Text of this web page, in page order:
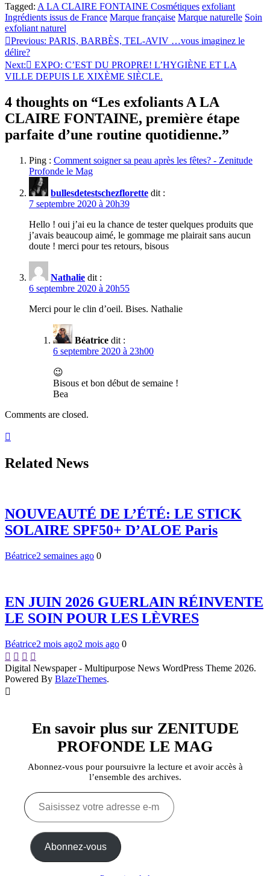
Tagged: A LA CLAIRE FONTAINE Cosmétiques exfoliant
Ingrédients issus de France Marque française Marque naturelle Soin
exfoliant naturel
Navigation
de
l’article
Previous: PARIS, BARBÈS, TEL-AVIV …vous imaginez le
délire?
Next:
EXPO: C’EST DU PROPRE! L’HYGIÈNE ET LA
VILLE DEPUIS LE XIXÈME SIÈCLE.
4 thoughts on “Les exfoliants A LA
CLAIRE FONTAINE, première étape
parfaite d’une routine quotidienne.”
Ping : Comment soigner sa peau après les fêtes? - Zenitude
Profonde le Mag
bullesdetestschezflorette dit :
7 septembre 2020 à 20h39
Hello ! oui j’ai eu la chance de tester quelques produits que
j’avais beaucoup aimé, le gommage me plairait sans aucun
doute ! merci pour tes retours, bisous
Nathalie dit :
6 septembre 2020 à 20h55
Merci pour le clin d’oeil. Bises. Nathalie
Béatrice dit :
6 septembre 2020 à 23h00
😉
Bisous et bon début de semaine !
Bea
Comments are closed.
Related News
NOUVEAUTÉ DE L’ÉTÉ: LE STICK
SOLAIRE SPF50+ D’ALOE Paris
Béatrice2 semaines ago 0
EN JUIN 2026 GUERLAIN RÉINVENTE
LE SOIN POUR LES LÈVRES
Béatrice2 mois ago2 mois ago 0
Digital Newspaper - Multipurpose News WordPress Theme 2026.
Powered By BlazeThemes.
En savoir plus sur ZENITUDE
PROFONDE LE MAG
Abonnez-vous pour poursuivre la lecture et avoir accès à
l’ensemble des archives.
Saisissez
votre
adresse
mail…
Abonnez-vous